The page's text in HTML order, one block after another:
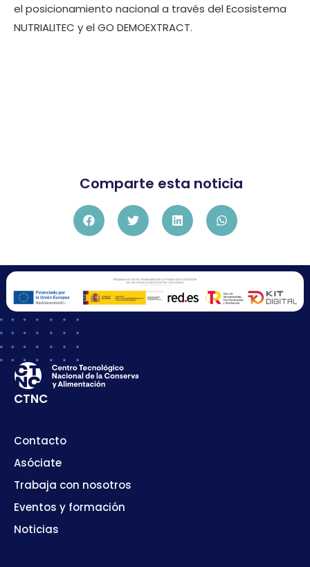
el posicionamiento nacional a través del Ecosistema
NUTRIALITEC y el GO DEMOEXTRACT.
Comparte esta noticia
CTNC
Contacto
Asóciate
Trabaja con nosotros
Eventos y formación
Noticias